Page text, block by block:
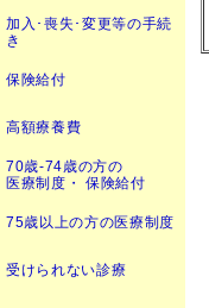
加入･喪失･変更等の手続
き
保険給付
高額療養費
70歳-74歳の方の
医療制度・ 保険給付
75歳以上の方の医療制度
受けられない診療